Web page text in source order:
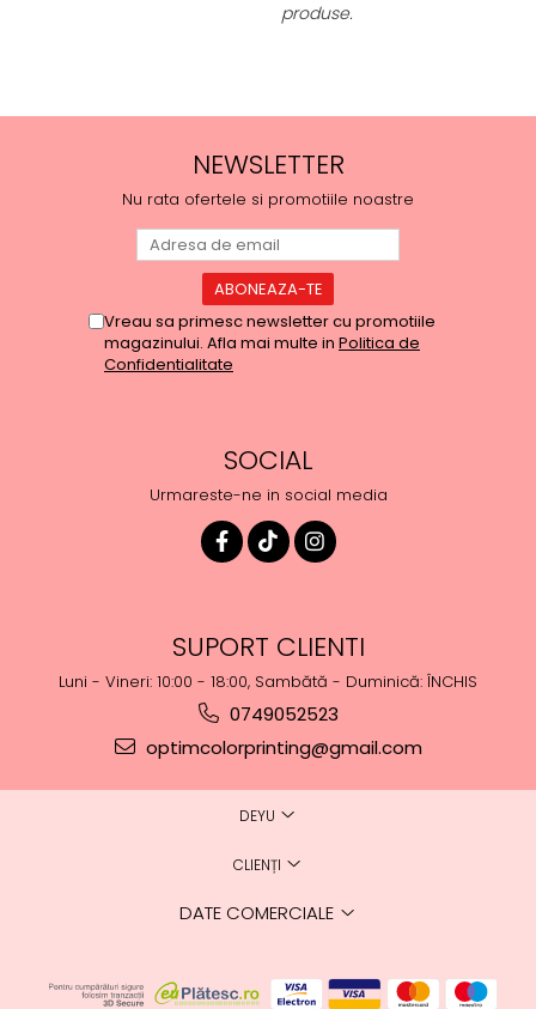
produse.
NEWSLETTER
Nu rata ofertele si promotiile noastre
Vreau sa primesc newsletter cu promotiile
magazinului. Afla mai multe in Politica de
Confidentialitate
SOCIAL
Urmareste-ne in social media
SUPORT CLIENTI
Luni - Vineri: 10:00 - 18:00, Sambătă - Duminică: ÎNCHIS
0749052523
optimcolorprinting@gmail.com
DEYU
CLIENȚI
DATE COMERCIALE